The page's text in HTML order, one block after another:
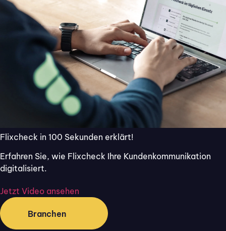
Flixcheck in 100 Sekunden erklärt!
Erfahren Sie, wie Flixcheck Ihre Kundenkommunikation
digitalisiert.
Jetzt Video ansehen
Branchen
28. Januar 2021 Tugay.Bilir
Fortgeschrittene Elektronische
Signatur (FES) steigert
Sicherheit und
Effizienzin digitalen Prozessen. Sie nutzt
biometrische Daten, schützt vor
Änderungen und Missbrauch und eignet sich
für diverse Anwendungen, von rechtlichen
Dokumenten bis zu Verträgen.
anerkannt in Europa, ermöglicht die FES die
Digitalisierung papierbasierter Abläufe, was
erörtert ihre Vorteile und den
branchenübergreifenden Einsatz für sicheres
und effizientes Geschäftsmanagement.